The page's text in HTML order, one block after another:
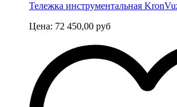
Тележка инструментальная
Цена: 72 450,00 руб